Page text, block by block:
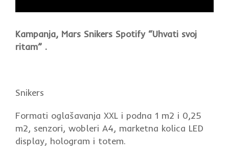
Kampanja, Mars Snikers Spotify “Uhvati svoj
ritam” .
Snikers
Formati oglašavanja XXL i podna 1 m2 i 0,25
m2, senzori, wobleri A4, marketna kolica LED
display, hologram i totem.